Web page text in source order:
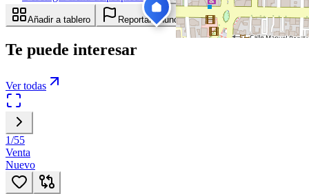
Añadir a tablero Reportar anuncio
Te puede interesar
Ver todas
1/55
Venta
Nuevo